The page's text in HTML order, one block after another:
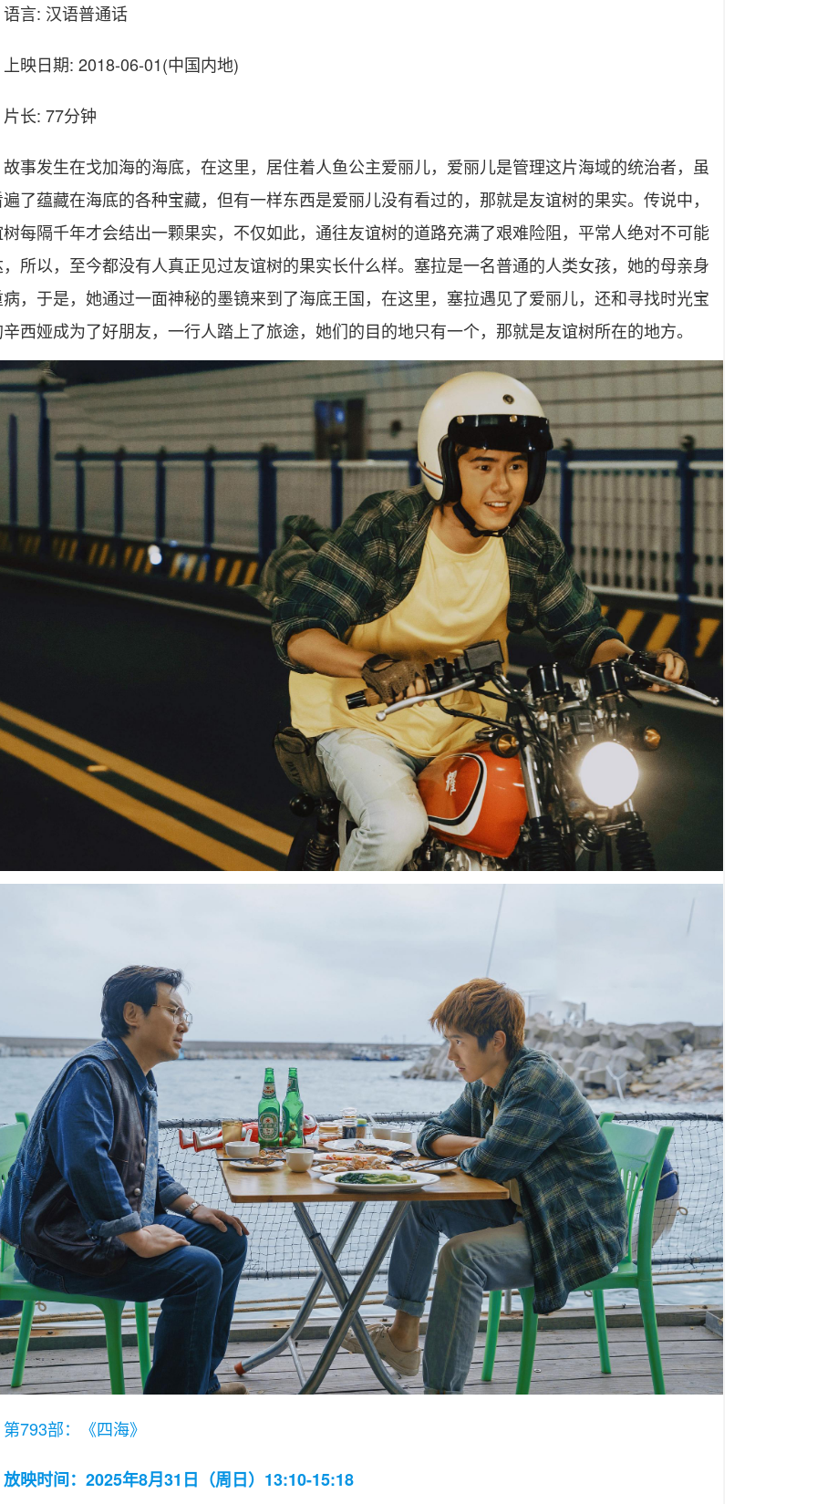
语言: 汉语普通话
上映日期: 2018-06-01(中国内地)
片长: 77分钟
故事发生在戈加海的海底，在这里，居住着人鱼公主爱丽儿，爱丽儿是管理这片海域的统治者，虽
了蕴藏在海底的各种宝藏，但有一样东西是爱丽儿没有看过的，那就是友谊树的果实。传说中，
每隔千年才会结出一颗果实，不仅如此，通往友谊树的道路充满了艰难险阻，平常人绝对不可能
所以，至今都没有人真正见过友谊树的果实长什么样。塞拉是一名普通的人类女孩，她的母亲身
，于是，她通过一面神秘的墨镜来到了海底王国，在这里，塞拉遇见了爱丽儿，还和寻找时光宝
西娅成为了好朋友，一行人踏上了旅途，她们的目的地只有一个，那就是友谊树所在的地方。
第793部：《四海》
放映时间：2025年8月31日（周日）13:10-15:18